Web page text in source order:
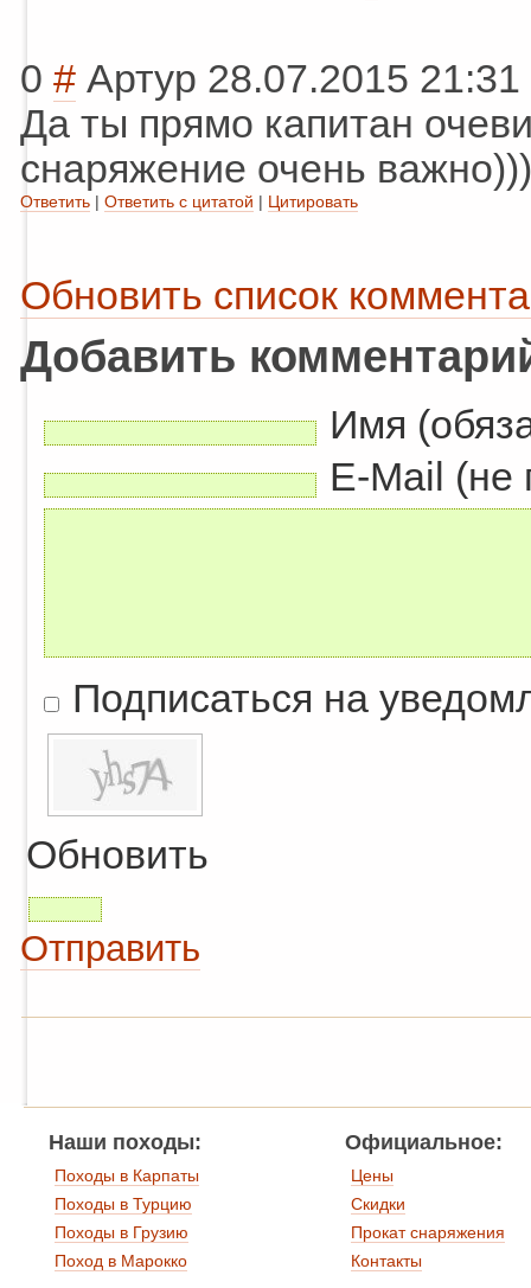
0 # Артур 28.07.2015 21:31
Да ты прямо капитан
снаряжение очень
Ответить | Ответить с цитатой | Цитировать
Обновить список
Добавить
Имя
E-Mail (не
Подписаться на
Обновить
Отправить
Наши походы:
Походы в Карпаты
Походы в Турцию
Походы в Грузию
Поход в Марокко
Официальное:
Цены
Скидки
Прокат снаряжения
Контакты